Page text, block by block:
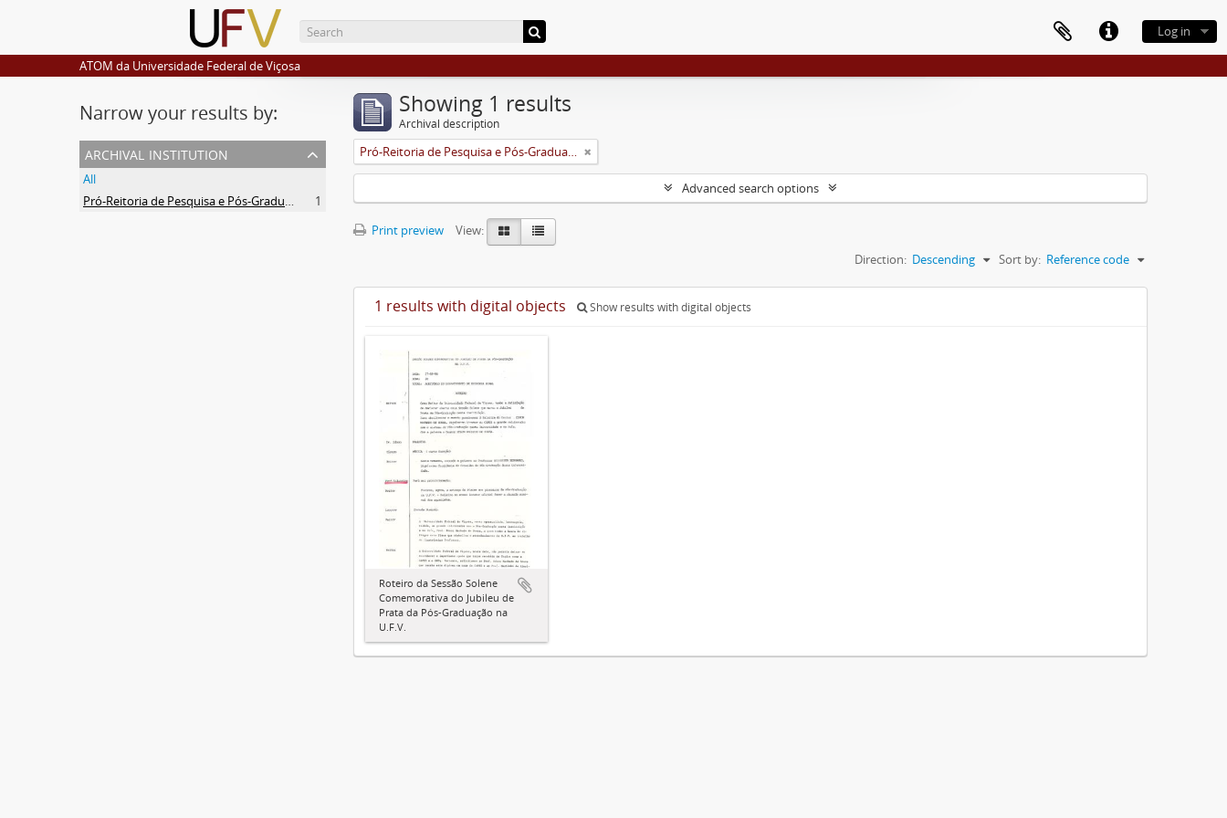
Log in
ATOM da Universidade Federal de Viçosa
Narrow your results by:
archival institution
All
Pró-Reitoria de Pesquisa e Pós-Graduação
1
Showing 1 results
Archival description
Pró-Reitoria de Pesquisa e Pós-Graduação
Advanced search options
Print preview
View:
Sort by: Reference code
Direction: Descending
1 results with digital objects Show results with digital objects
Roteiro da Sessão Solene
Comemorativa do Jubileu de
Prata da Pós-Graduação na
U.F.V.